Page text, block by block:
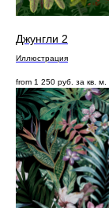
Джунгли 2
Иллюстрация
from 1 250 руб. за кв. м.